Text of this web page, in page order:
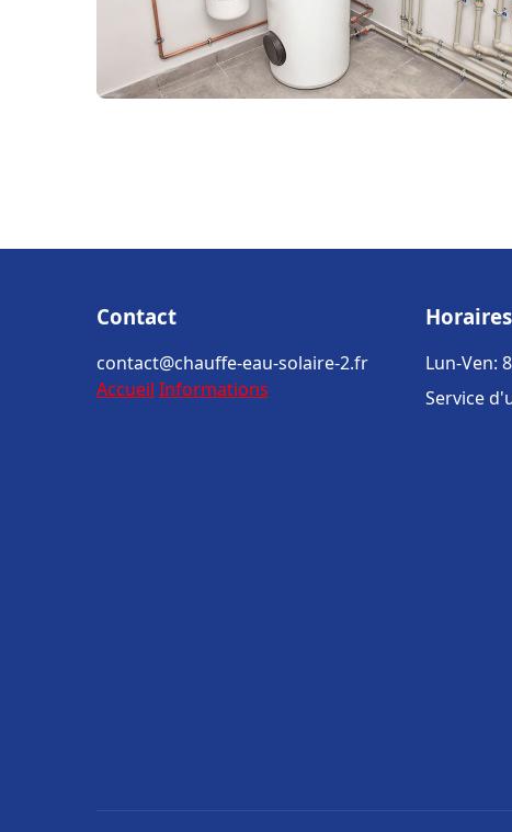
Contact
contact@chauffe-eau-solaire-2.fr
Accueil Informations
Horaires
Lun-Ven:
Service